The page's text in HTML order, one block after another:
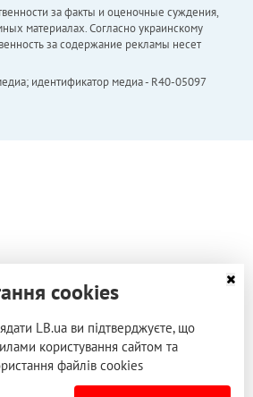
за факты и оценочные суждения,
материалах. Согласно украинскому
за содержание рекламы несет
идентификатор медиа - R40-05097
cookies
LB.ua ви підтверджуєте, що
користування сайтом та
файлів cookies